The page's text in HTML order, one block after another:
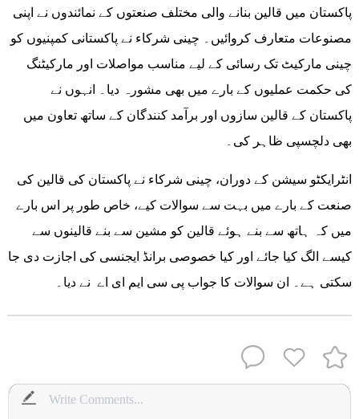
پاکستان میں قالین بنانے والی مختلف صنعتوں کے نمائندوں نے اپنی
مصنوعات متعارف کروائیں۔ چینی شرکاء نے پاکستانی کمپنیوں کو
چینی مارکیٹ تک رسائی کے لیے مناسب مواصلات اور مارکیٹنگ
کی حکمت عملیوں کے بارے میں بھی مشورہ دیا۔ انہوں نے
پاکستان کے قالین سازوں اور برآمد کنندگان کے ساتھ تعاون میں
بھی دلچسپی ظاہر کی۔
انٹرایکٹو سیشن کے دوران، چینی شرکاء نے پاکستان کی قالین کی
صنعت کے بارے میں بہت سے سوالات کیے، خاص طور پر اس بارے
میں کہ ہاتھ سے بنے ہوئے قالین کو مشین سے بنے قالینوں سے
کیسے الگ کیا جائے اور کیا خصوصی برانڈ ایجنسی کی اجازت دی جا
سکتی ہے۔ ان سوالات کا جواب پی سی ایم ای اے نے دیا۔